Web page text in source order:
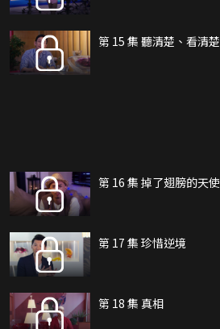
第 15 集 聽清楚、看清楚
第 16 集 掉了翅膀的天使
第 17 集 珍惜逆境
第 18 集 真相